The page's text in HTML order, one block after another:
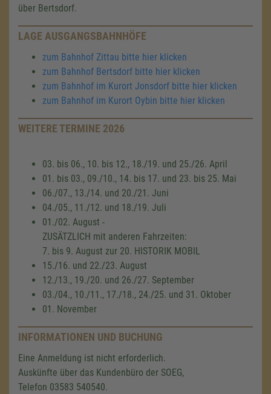
über Bertsdorf.
LAGE AUSGANGSBAHNHÖFE
zum Bahnhof Zittau bitte hier klicken
zum Bahnhof Bertsdorf bitte hier klicken
zum Bahnhof im Kurort Jonsdorf bitte hier klicken
zum Bahnhof im Kurort Oybin bitte hier klicken
WEITERE TERMINE 2026
03. bis 06., 10. bis 12., 18./19. und 25./26. April
01. bis 03., 09./10., 14. bis 17. und 23. bis 25. Mai
06./07., 13./14. und 20./21. Juni
04./05., 11./12. und 18./19. Juli
01./02. August -
ZUSÄTZLICH mit anderen Fahrzeiten:
7. bis 9. August zur 20. HISTORIK MOBIL
15./16. und 22./23. August
12./13., 19./20. und 26./27. September
03./04., 10./11., 17./18., 24./25. und 31. Oktober
01. November
INFORMATIONEN UND BUCHUNG
Eine Anmeldung ist nicht erforderlich.
Auskünfte über das Kundenbüro der SOEG,
Telefon 03583 540540.